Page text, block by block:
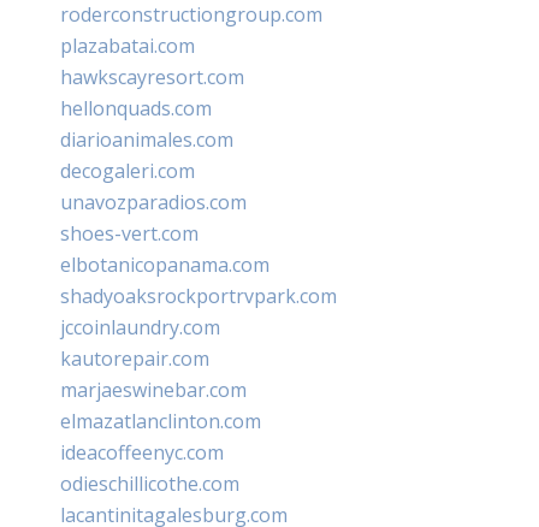
roderconstructiongroup.com
plazabatai.com
hawkscayresort.com
hellonquads.com
diarioanimales.com
decogaleri.com
unavozparadios.com
shoes-vert.com
elbotanicopanama.com
shadyoaksrockportrvpark.com
jccoinlaundry.com
kautorepair.com
marjaeswinebar.com
elmazatlanclinton.com
ideacoffeenyc.com
odieschillicothe.com
lacantinitagalesburg.com